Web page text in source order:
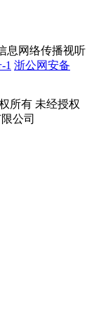
息网络传播视听
1 浙公网安备
所有 未经授权
公司